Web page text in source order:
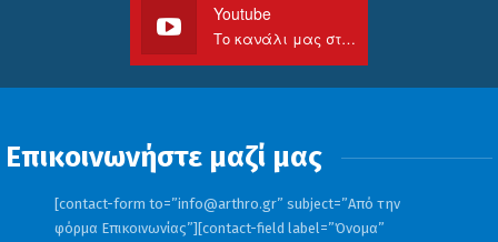
Youtube
Το κανάλι μας στο Youtube
Επικοινωνήστε μαζί μας
[contact-form to=”info@arthro.gr” subject=”Από την
φόρμα Επικοινωνίας”][contact-field label=”Όνομα”